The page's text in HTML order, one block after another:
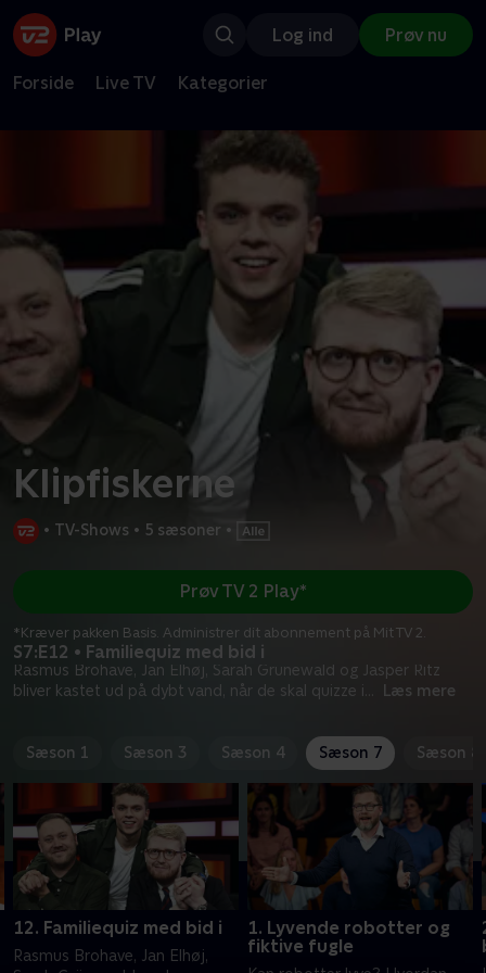
Log ind Prøv nu
Forside Live TV Kategorier
Klipfiskerne
• TV-Shows • 5 sæsoner •
S7:E12 • Familiequiz med bid i
Rasmus Brohave, Jan Elhøj, Sarah Grünewald og Jasper Ritz
bliver kastet ud på dybt vand, når de skal quizze i
Læs mere
Prøv TV 2 Play*
*Kræver pakken Basis. Administrer dit abonnement på Mit TV 2.
Sæson 1 Sæson 3 Sæson 4 Sæson 7 Sæson 8
12. Familiequiz med bid i
Rasmus Brohave, Jan Elhøj,
1. Lyvende robotter og
fiktive fugle